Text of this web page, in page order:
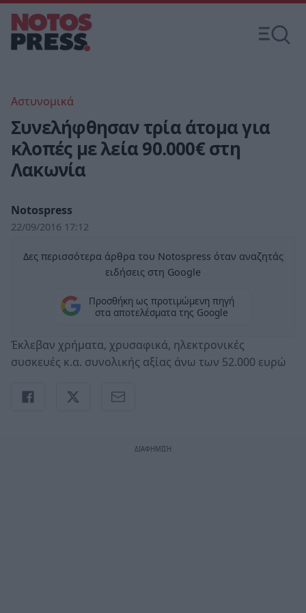
Αστυνομικά
Συνελήφθησαν τρία άτομα για
κλοπές με λεία 90.000€ στη
Λακωνία
Notospress
22/09/2016 17:12
Δες περισσότερα άρθρα του Notospress όταν αναζητάς
ειδήσεις στη Google
Προσθήκη ως προτιμώμενη πηγή
στα αποτελέσματα της Google
Έκλεβαν χρήματα, χρυσαφικά, ηλεκτρονικές
συσκευές κ.α. συνολικής αξίας άνω των 52.000 ευρώ